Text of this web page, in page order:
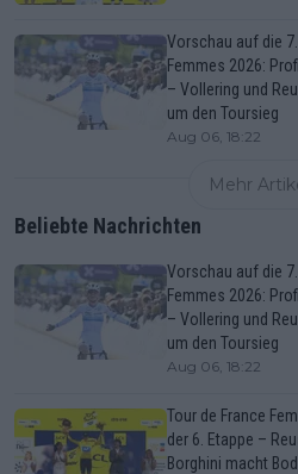
Vorschau auf die
Femmes 2026:
– Vollering und
um den Toursieg
Aug 06, 18:22
Mehr
Beliebte Nachrichten
Vorschau auf die
Femmes 2026:
– Vollering und
um den Toursieg
Aug 06, 18:22
Tour de France
der 6. Etappe –
Borghini macht